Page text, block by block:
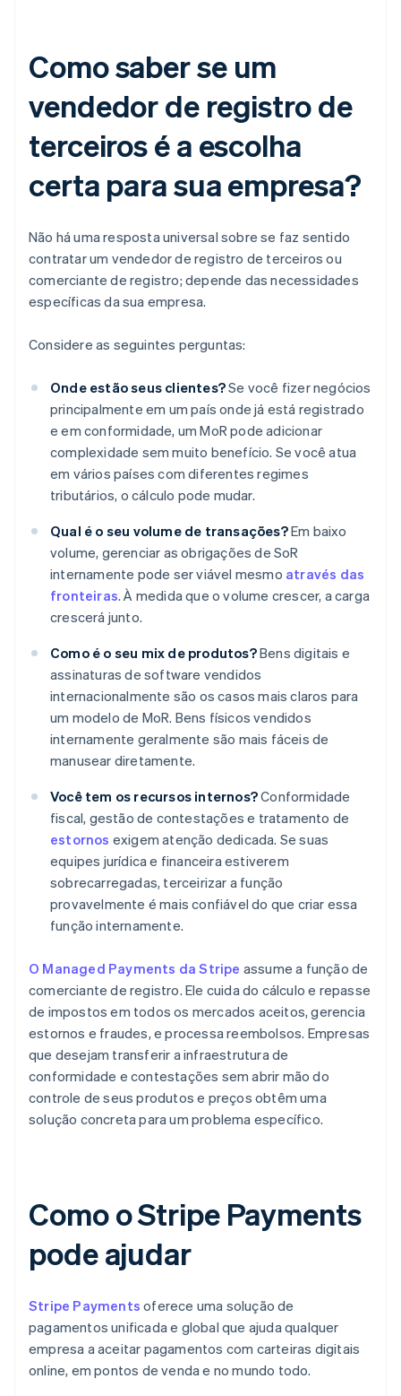
Como saber se um
vendedor de registro de
terceiros é a escolha
certa para sua empresa?
Não há uma resposta universal sobre se faz sentido
contratar um vendedor de registro de terceiros ou
comerciante de registro; depende das necessidades
específicas da sua empresa.
Considere as seguintes perguntas:
Onde estão seus clientes?Se você fizer negócios
principalmente em um país onde já está registrado
e em conformidade, um MoR pode adicionar
complexidade sem muito benefício. Se você atua
em vários países com diferentes regimes
tributários, o cálculo pode mudar.
Qual é o seu volume de transações?Em baixo
volume, gerenciar as obrigações de SoR
internamente pode ser viável mesmo através das
fronteiras. À medida que o volume crescer, a carga
crescerá junto.
Como é o seu mix de produtos?Bens digitais e
assinaturas de software vendidos
internacionalmente são os casos mais claros para
um modelo de MoR. Bens físicos vendidos
internamente geralmente são mais fáceis de
manusear diretamente.
Você tem os recursos internos?Conformidade
fiscal, gestão de contestações e tratamento de
estornos exigem atenção dedicada. Se suas
equipes jurídica e financeira estiverem
sobrecarregadas, terceirizar a função
provavelmente é mais confiável do que criar essa
função internamente.
O Managed Payments da Stripe assume a função de
comerciante de registro. Ele cuida do cálculo e repasse
de impostos em todos os mercados aceitos, gerencia
estornos e fraudes, e processa reembolsos. Empresas
que desejam transferir a infraestrutura de
conformidade e contestações sem abrir mão do
controle de seus produtos e preços obtêm uma
solução concreta para um problema específico.
Como o Stripe Payments
pode ajudar
Stripe Payments oferece uma solução de
pagamentos unificada e global que ajuda qualquer
empresa a aceitar pagamentos com carteiras digitais
online, em pontos de venda e no mundo todo.